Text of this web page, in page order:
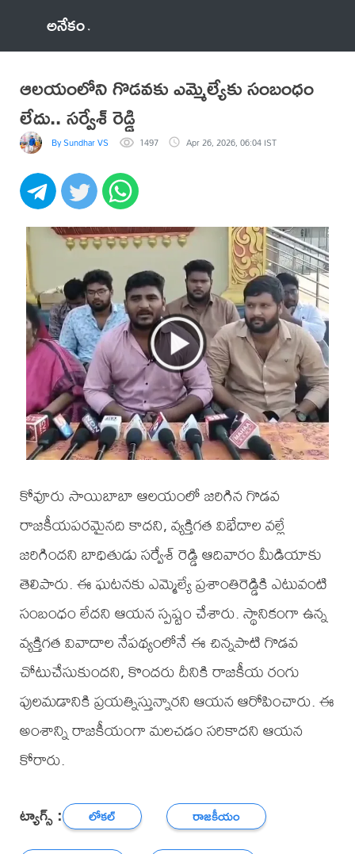
అనేకం
ఆలయంలోని గొడవకు ఎమ్మెల్యేకు సంబంధం
లేదు.. సర్వేశ్ రెడ్డి
By Sundhar VS 1497 Apr 26, 2026, 06:04 IST
కోవూరు సాయిబాబా ఆలయంలో జరిగిన గొడవ
రాజకీయపరమైనది కాదని, వ్యక్తిగత విభేదాల వల్లే
జరిగిందని బాధితుడు సర్వేశ్ రెడ్డి ఆదివారం మీడియాకు
తెలిపారు. ఈ ఘటనకు ఎమ్మెల్యే ప్రశాంతిరెడ్డికి ఎటువంటి
సంబంధం లేదని ఆయన స్పష్టం చేశారు. స్థానికంగా ఉన్న
వ్యక్తిగత వివాదాల నేపథ్యంలోనే ఈ చిన్నపాటి గొడవ
చోటుచేసుకుందని, కొందరు దీనికి రాజకీయ రంగు
పులమడానికి ప్రయత్నిస్తున్నారని ఆయన ఆరోపించారు. ఈ
అంశాన్ని రాజకీయంగా మలచడం సరికాదని ఆయన
కోరారు.
ట్యాగ్స్ : లోకల్
రాజకీయం